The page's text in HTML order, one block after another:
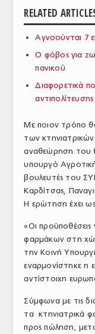
ΕΜΠΟΡΙΚΟΣ
ΠΑΡΑΓΩΓΗ & ΕΜΠΟΡΙΑ
ΣΦΑΓΕΙΑ
ΠΡΩΤΕΣ ΥΛΕΣ
ΥΠΗΡΕΣΙΕΣ
ΕΜΠΟΡΙΚΟΙ
ΝΟΜΟΘΕΣΙΑ
ΕΛΛΗΝΙΚΗ ΝΟΜΟΘΕΣΙΑ
ΤΟ ΠΕΡΙΟΔΙΚΟ
Profile
ΑΡΧΕΙΟ ΤΕΥΧΩΝ
ΣΥΝΕΔΡΙΟ ΚΡΕΑΤΟΣ
RELATED
Αγνοούνται 7
Ο φόβος για
πανικού
Διαφορετικά
Με ποιον τρόπο
των
αναθεώρηση του
υπουργό
βουλευτές του
Καρδίτσας,
Η ερώτηση έχει ως
«Οι
φαρμάκων στη
την Κοινή
εναρμονίστηκε η
αντίστοιχη
Σύμφωνα με τις
τα κτηνιατρικά
προς πώληση,